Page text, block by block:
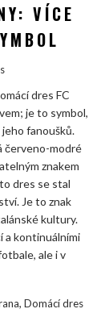
VÍCE
dres FC
je to symbol,
fanoušků.
červeno-modré
znakem
dres se stal
Je to znak
kultury.
a kontinuálními
ale i v
, Domácí dres